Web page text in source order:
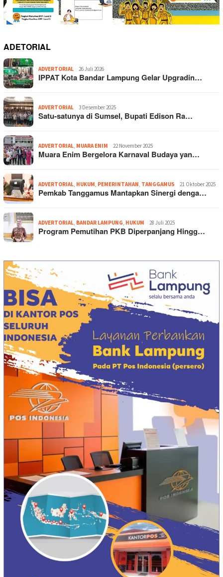
ADETORIAL
ADVERTORIAL 26 Juli 2026
IPPAT Kota Bandar Lampung Gelar Upgradin…
ADVERTORIAL 3 Desember 2025
Satu-satunya di Sumsel, Bupati Edison Ra…
ADVERTORIAL MUARA ENIM 22 November 2025
Muara Enim Bergelora Karnaval Budaya yan…
ADVERTORIAL HUKUM PEMERINTAHAN TANGGAMUS 21 Oktober 2025
Pemkab Tanggamus Mantapkan Sinergi denga…
ADVERTORIAL BANDAR LAMPUNG HUKUM 28 Juli 2025
Program Pemutihan PKB Diperpanjang Hingg…